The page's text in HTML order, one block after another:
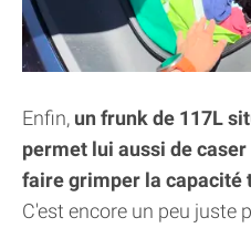
Enfin, un frunk de 117L
permet lui aussi de
faire grimper la capacité
C'est encore un peu juste